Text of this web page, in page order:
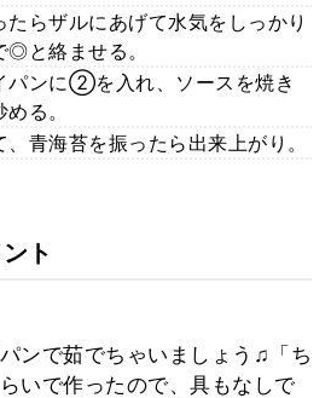
らザルにあげて水気をしっかり
と絡ませる。
パンに②を入れ、ソースを焼き
る。
青海苔を振ったら出来上がり。
ト
ンで茹でちゃいましょう♫「ち
いで作ったので、具もなしで